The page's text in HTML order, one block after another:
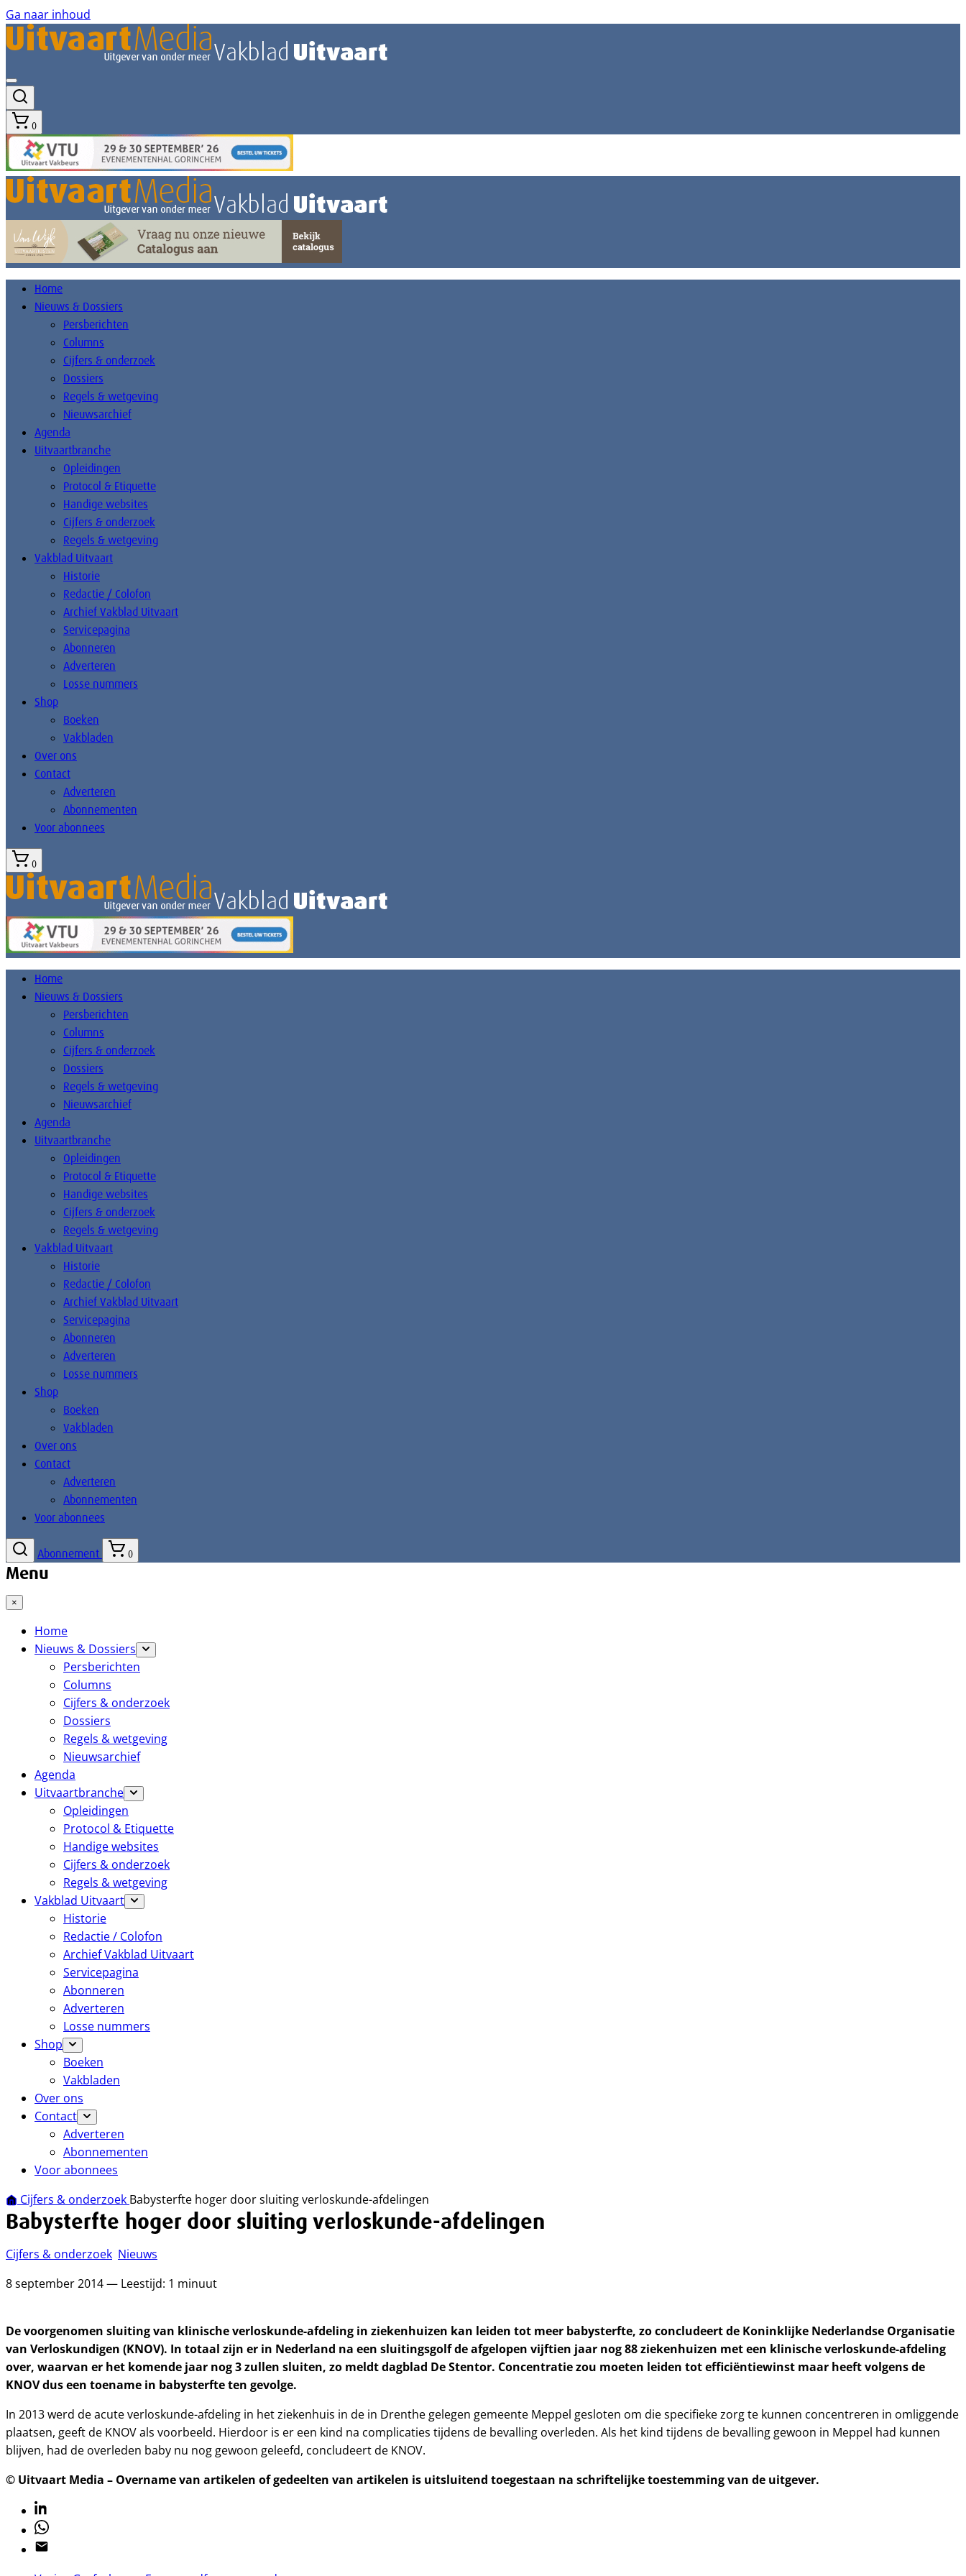
Ga naar inhoud
0
Home
Nieuws & Dossiers
Persberichten
Columns
Cijfers & onderzoek
Dossiers
Regels & wetgeving
Nieuwsarchief
Agenda
Uitvaartbranche
Opleidingen
Protocol & Etiquette
Handige websites
Cijfers & onderzoek
Regels & wetgeving
Vakblad Uitvaart
Historie
Redactie / Colofon
Archief Vakblad Uitvaart
Servicepagina
Abonneren
Adverteren
Losse nummers
Shop
Boeken
Vakbladen
Over ons
Contact
Adverteren
Abonnementen
Voor abonnees
0
Home
Nieuws & Dossiers
Persberichten
Columns
Cijfers & onderzoek
Dossiers
Regels & wetgeving
Nieuwsarchief
Agenda
Uitvaartbranche
Opleidingen
Protocol & Etiquette
Handige websites
Cijfers & onderzoek
Regels & wetgeving
Vakblad Uitvaart
Historie
Redactie / Colofon
Archief Vakblad Uitvaart
Servicepagina
Abonneren
Adverteren
Losse nummers
Shop
Boeken
Vakbladen
Over ons
Contact
Adverteren
Abonnementen
Voor abonnees
Abonnement 0
Menu
×
Home
Nieuws & Dossiers
Persberichten
Columns
Cijfers & onderzoek
Dossiers
Regels & wetgeving
Nieuwsarchief
Agenda
Uitvaartbranche
Opleidingen
Protocol & Etiquette
Handige websites
Cijfers & onderzoek
Regels & wetgeving
Vakblad Uitvaart
Historie
Redactie / Colofon
Archief Vakblad Uitvaart
Servicepagina
Abonneren
Adverteren
Losse nummers
Shop
Boeken
Vakbladen
Over ons
Contact
Adverteren
Abonnementen
Voor abonnees
Cijfers & onderzoek Babysterfte hoger door sluiting verloskunde-afdelingen
Babysterfte hoger door sluiting verloskunde-afdelingen
Cijfers & onderzoek Nieuws
8 september 2014 — Leestijd: 1 minuut
De voorgenomen sluiting van klinische verloskunde-afdeling in ziekenhuizen kan leiden tot meer babysterfte, zo concludeert de Koninklijke Nederlandse Organisatie
van Verloskundigen (KNOV). In totaal zijn er in Nederland na een sluitingsgolf de afgelopen vijftien jaar nog 88 ziekenhuizen met een klinische verloskunde-afdeling
over, waarvan er het komende jaar nog 3 zullen sluiten, zo meldt dagblad De Stentor. Concentratie zou moeten leiden tot efficiëntiewinst maar heeft volgens de
KNOV dus een toename in babysterfte ten gevolge.
In 2013 werd de acute verloskunde-afdeling in het ziekenhuis in de in Drenthe gelegen gemeente Meppel gesloten om die specifieke zorg te kunnen concentreren in omliggende
plaatsen, geeft de KNOV als voorbeeld. Hierdoor is er een kind na complicaties tijdens de bevalling overleden. Als het kind tijdens de bevalling gewoon in Meppel had kunnen
blijven, had de overleden baby nu nog gewoon geleefd, concludeert de KNOV.
© Uitvaart Media – Overname van artikelen of gedeelten van artikelen is uitsluitend toegestaan na schriftelijke toestemming van de uitgever.
Linkedin
Whatsapp
Email